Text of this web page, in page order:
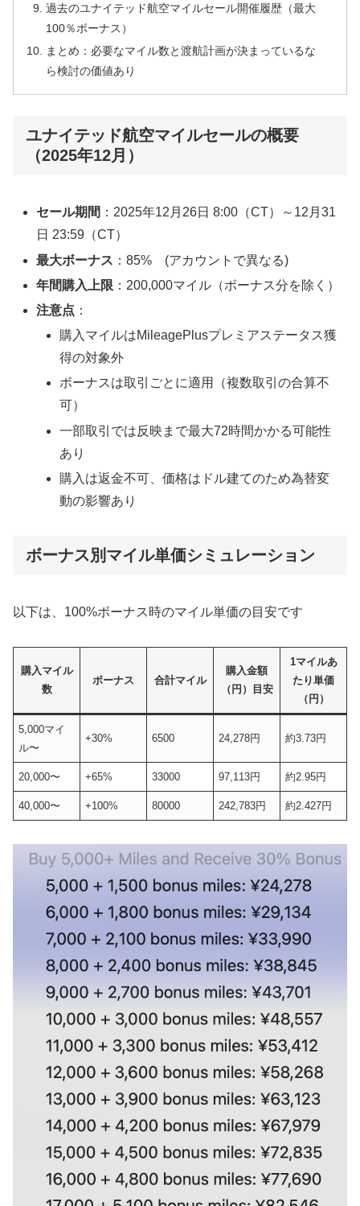
過去のユナイテッド航空マイルセール開催履歴（最大
100％ボーナス）
まとめ：必要なマイル数と渡航計画が決まっているな
ら検討の価値あり
ユナイテッド航空マイルセールの概要
（2025年12月）
セール期間 ：2025年12月26日 8:00（CT）～12月31
日 23:59（CT）
最大ボーナス ：85% (アカウントで異なる)
年間購入上限 ：200,000マイル（ボーナス分を除く）
注意点 ：
購入マイルはMileagePlusプレミアステータス獲
得の対象外
ボーナスは取引ごとに適用（複数取引の合算不
可）
一部取引では反映まで最大72時間かかる可能性
あり
購入は返金不可、価格はドル建てのため為替変
動の影響あり
ボーナス別マイル単価シミュレーション
以下は、100%ボーナス時のマイル単価の目安です
購入マイル
数
ボーナス 合計マイル
購入金額
（円）目安
1マイルあ
たり単価
（円）
5,000マイ
ル〜
+30% 6500 24,278円 約3.73円
20,000〜 +65% 33000 97,113円 約2.95円
40,000〜 +100% 80000 242,783円 約2.427円